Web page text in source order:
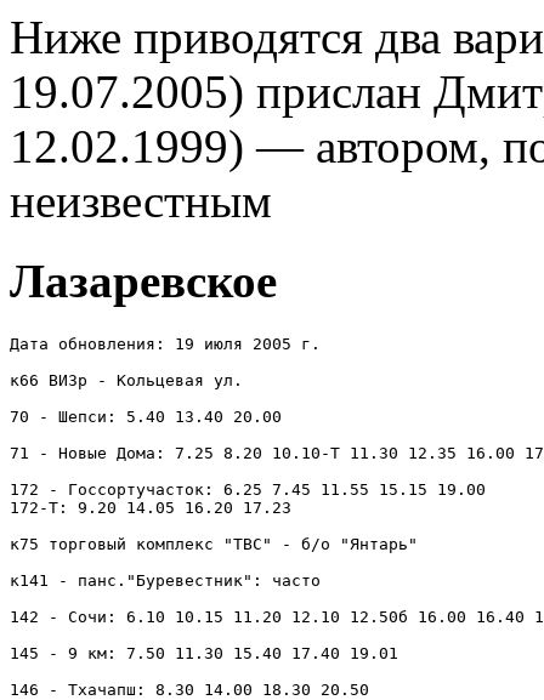
Ниже приводятся два
19.07.2005) прислан
12.02.1999) — автором,
неизвестным
Лазаревское
Дата обновления: 19 июля 2005 г.
к66 ВИЗр - Кольцевая ул.
70 - Шепси: 5.40 13.40 20.00
71 - Новые Дома: 7.25 8.20 10.10-Т 11.30 12.35 16.00
172 - Госсортучасток: 6.25 7.45 11.55 15.15 19.00
172-Т: 9.20 14.05 16.20 17.23
к75 торговый комплекс "ТВС" - б/о "Янтарь"
к141 - панс."Буревестник": часто
142 - Сочи: 6.10 10.15 11.20 12.10 12.50б 16.00 16.40
145 - 9 км: 7.50 11.30 15.40 17.40 19.01
146 - Тхачапш: 8.30 14.00 18.30 20.50